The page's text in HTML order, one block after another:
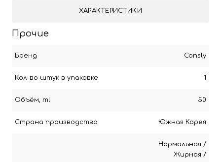
ХАРАКТЕРИСТИКИ
Прочие
Бренд Consly
Кол-во штук в упаковке 1
Объём, ml 50
Страна производства Южная Корея
Нормальная /
Жирная /